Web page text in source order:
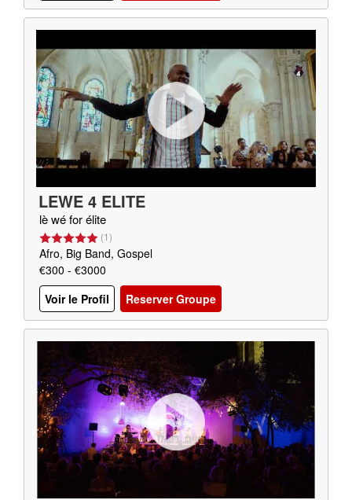
LEWE 4 ELITE
lè wé for élite
(1)
Afro, Big Band, Gospel
€300 - €3000
Voir le Profil
Reserver Groupe